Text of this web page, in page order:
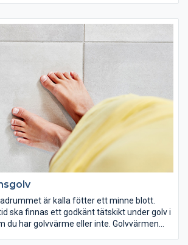
är kalla fötter ett minne blott.
ska finnas ett godkänt tätskikt under golv i
du har golvvärme eller inte. Golvvärmen